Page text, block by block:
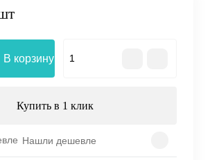
В корзину
Купить в 1 клик
Нашли дешевле